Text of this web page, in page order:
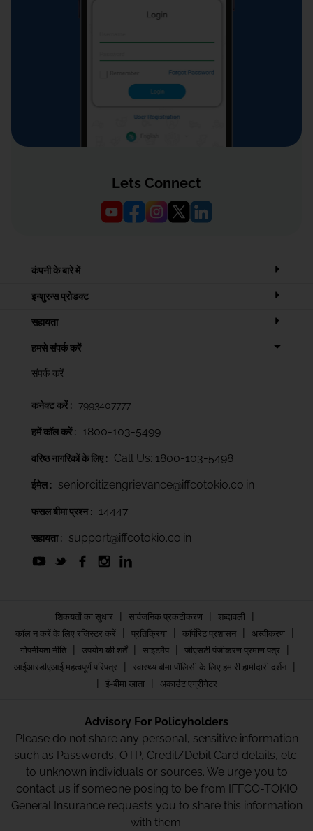
Lets Connect
कंपनी के बारे में
इन्शुरन्स प्रोडक्ट
सहायता
हमसे संपर्क करें
संपर्क करें
कनेक्ट करें : 7993407777
हमें कॉल करें : 1800-103-5499
वरिष्ठ नागरिकों के लिए : Call Us: 1800-103-5498
ईमेल : seniorcitizengrievance@iffcotokio.co.in
फसल बीमा प्रश्न : 14447
सहायता : support@iffcotokio.co.in
शिकयतों का सुधार | सार्वजनिक प्रकटीकरण | शब्दावली |
कॉल न करें के लिए रजिस्टर करें | प्रतिक्रिया | कॉर्पोरेट प्रशासन | अस्वीकरण |
गोपनीयता नीति | उपयोग की शर्तें | साइटमैप | जीएसटी पंजीकरण प्रमाण पत्र |
आईआरडीएआई महत्वपूर्ण परिपत्र | स्वास्थ्य बीमा पॉलिसी के लिए हमारी हामीदारी दर्शन |
|
ई-बीमा खाता | अकाउंट एग्रीगेटर
Advisory For Policyholders
Please do not share any personal, sensitive information
such as Passwords, OTP, Credit/Debit Card details, etc.
to unknown individuals or sources. We urge you to
contact us if someone posing to be from IFFCO-TOKIO
General Insurance requests you to share this information
with them.